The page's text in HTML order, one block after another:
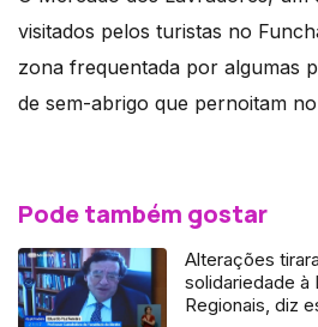
visitados pelos turistas no
zona frequentada por algumas
de sem-abrigo que pernoitam
Pode também gostar
Alterações
solidariedade à
Regionais, diz